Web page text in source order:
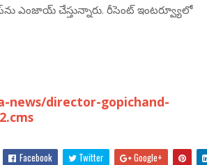
ఎంజాయ్ చేస్తున్నారు. రీసెంట్ ఇంట‌ర్వ్యూలో
news/director-gopichand-
Facebook Twitter Google+